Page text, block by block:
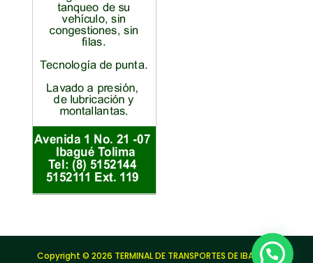
Copyright © 2026 TERMINAL DE TRANSPORTES DE IBAGUÉ |